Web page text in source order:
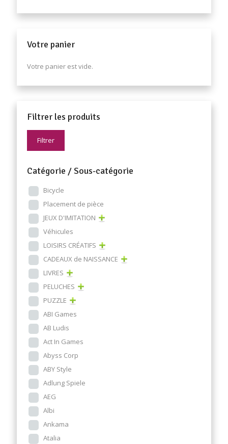
Votre panier
Votre panier est vide.
Filtrer les produits
Filtrer
Catégorie / Sous-catégorie
Bicycle
Placement de pièce
JEUX D'IMITATION
Véhicules
LOISIRS CRÉATIFS
CADEAUX de NAISSANCE
LIVRES
PELUCHES
PUZZLE
ABI Games
AB Ludis
Act In Games
Abyss Corp
ABY Style
Adlung Spiele
AEG
Albi
Ankama
Atalia